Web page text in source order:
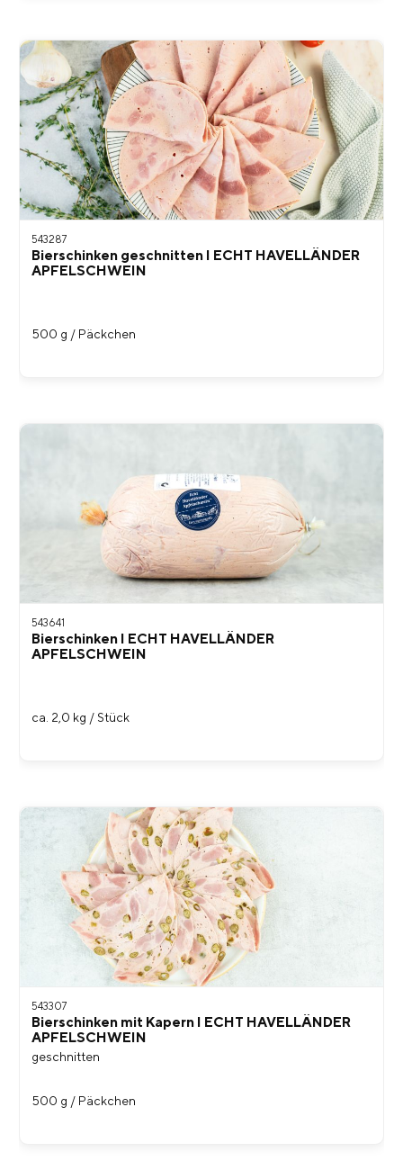
543287
Bierschinken geschnitten I ECHT HAVELLÄNDER
APFELSCHWEIN
500 g / Päckchen
543641
Bierschinken I ECHT HAVELLÄNDER
APFELSCHWEIN
ca. 2,0 kg / Stück
543307
Bierschinken mit Kapern I ECHT HAVELLÄNDER
APFELSCHWEIN
geschnitten
500 g / Päckchen